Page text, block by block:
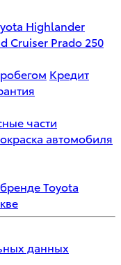
Highlander
Cruiser Prado 250
Кредит
части
автомобиля
Toyota
данных